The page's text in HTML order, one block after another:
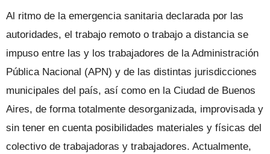
Al ritmo de la emergencia sanitaria declarada por las
autoridades, el trabajo remoto o trabajo a distancia se
impuso entre las y los trabajadores de la Administración
Pública Nacional (APN) y de las distintas jurisdicciones
municipales del país, así como en la Ciudad de Buenos
Aires, de forma totalmente desorganizada, improvisada y
sin tener en cuenta posibilidades materiales y físicas del
colectivo de trabajadoras y trabajadores. Actualmente,